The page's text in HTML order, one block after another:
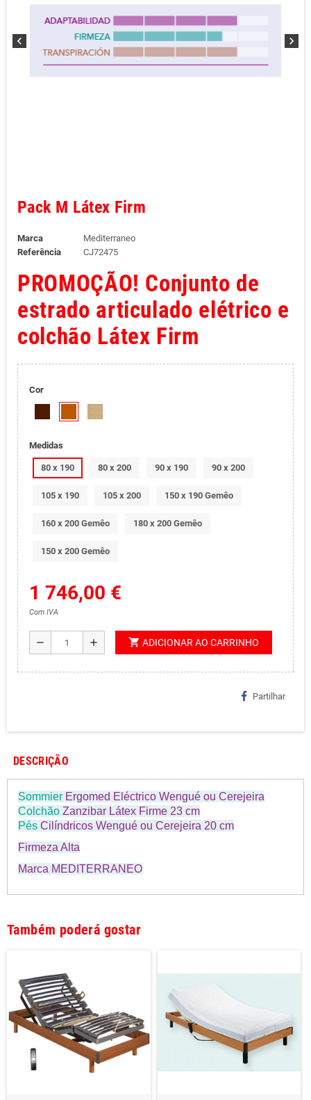
chevron_left chevron_right
Pack M Látex Firm
Marca
Mediterraneo
Referência
CJ72475
PROMOÇÃO! Conjunto de
estrado articulado elétrico e
colchão Látex Firm
Cor
Medidas
80 x 190 80 x 200 90 x 190 90 x 200
105 x 190 105 x 200 150 x 190 Gemêo
160 x 200 Gemêo 180 x 200 Gemêo
150 x 200 Gemêo
1 746,00 €
Com IVA
remove add shopping_cart ADICIONAR AO CARRINHO
Partilhar
DESCRIÇÃO
Sommier Ergomed Eléctrico Wengué ou Cerejeira
Colchão Zanzibar Látex Firme 23 cm
Pés Cilíndricos Wengué ou Cerejeira 20 cm
Firmeza Alta
Marca MEDITERRANEO
Também poderá gostar